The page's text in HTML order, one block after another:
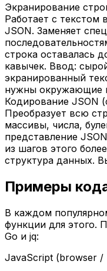
Экранирование
Работает с текстом
JSON. Заменяет
строка оставалась
кавычек. Ввод:
экранированный
нужны окружающие
Кодирование JSON
Преобразует всю
массивы, числа,
представление
из шагов этого
структура данных.
Примеры
В каждом
функции для этого.
Go и jq:
JavaScript (browser /